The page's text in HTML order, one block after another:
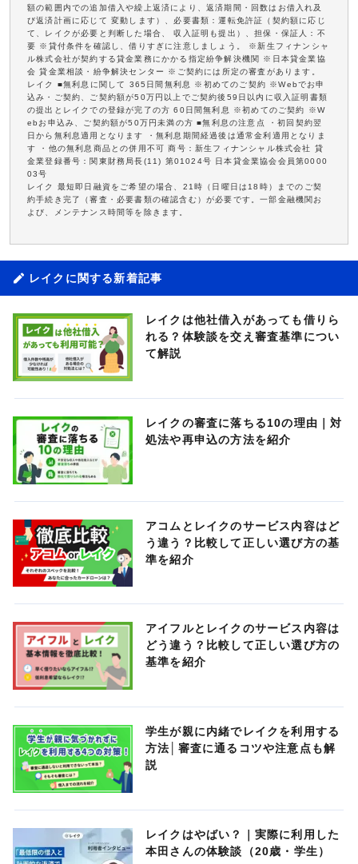
額の範囲内での追加借入や繰上返済により、返済期間・回数はお借入れ及
び返済計画に応じて 変動します）、必要書類：運転免許証（契約額に応じ
て、レイクが必要と判断した場合、 収入証明も提出）、担保・保証人：不
要 ※貸付条件を確認し、借りすぎに注意しましょう。 ※新生フィナンシャ
ル株式会社が契約する貸金業務にかかる指定紛争解決機関 ※日本貸金業協
会 貸金業相談・紛争解決センター ※ご契約には所定の審査があります。
レイク ■無利息に関して 365日間無利息 ※初めてのご契約 ※Webでお申
込み・ご契約、ご契約額が50万円以上でご契約後59日以内に収入証明書類
の提出とレイクでの登録が完了の方 60日間無利息 ※初めてのご契約 ※W
ebお申込み、ご契約額が50万円未満の方 ■無利息の注意点 ・初回契約翌
日から無利息適用となります ・無利息期間経過後は通常金利適用となりま
す ・他の無利息商品との併用不可 商号：新生フィナンシャル株式会社 貸
金業登録番号：関東財務局長(11) 第01024号 日本貸金業協会会員第0000
03号
レイク 最短即日融資をご希望の場合、21時（日曜日は18時）までのご契
約手続き完了（審査・必要書類の確認含む）が必要です。一部金融機関お
よび、メンテナンス時間等を除きます。
レイクに関する新着記事
レイクは他社借入があっても借りら
れる？体験談を交え審査基準につい
て解説
レイクの審査に落ちる10の理由｜対
処法や再申込の方法を紹介
アコムとレイクのサービス内容はど
う違う？比較して正しい選び方の基
準を紹介
アイフルとレイクのサービス内容は
どう違う？比較して正しい選び方の
基準を紹介
学生が親に内緒でレイクを利用する
方法│審査に通るコツや注意点も解
説
レイクはやばい？｜実際に利用した
本田さんの体験談（20歳・学生）